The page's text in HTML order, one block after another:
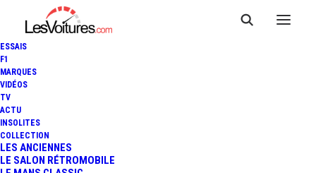
ESSAIS
F1
MARQUES
VIDÉOS
TV
ACTU
INSOLITES
COLLECTION
LES ANCIENNES
LE SALON RÉTROMOBILE
RENAULT 5 TURBO 3E : ELLE
DEVRAIT ÊTRE EXPOSÉE À